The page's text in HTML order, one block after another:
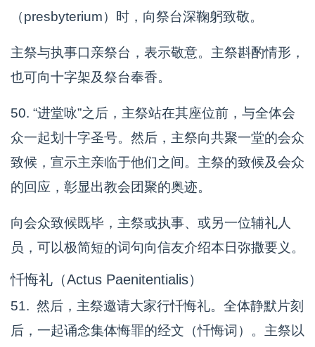
（presbyterium）时，向祭台深鞠躬致敬。
主祭与执事口亲祭台，表示敬意。主祭斟酌情形，
也可向十字架及祭台奉香。
50. “进堂咏”之后，主祭站在其座位前，与全体会
众一起划十字圣号。然后，主祭向共聚一堂的会众
致候，宣示主亲临于他们之间。主祭的致候及会众
的回应，彰显出教会团聚的奥迹。
向会众致候既毕，主祭或执事、或另一位辅礼人
员，可以极简短的词句向信友介绍本日弥撒要义。
忏悔礼（Actus Paenitentialis）
51. 然后，主祭邀请大家行忏悔礼。全体静默片刻
后，一起诵念集体悔罪的经文（忏悔词）。主祭以